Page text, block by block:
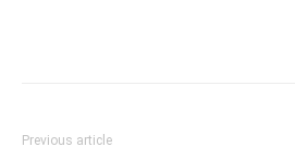
Previous article